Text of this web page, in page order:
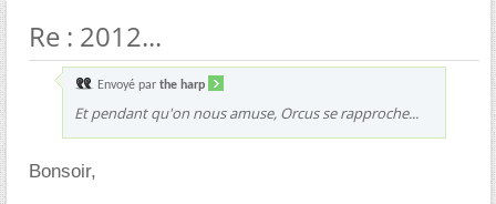
Re : 2012...
Envoyé par the harp
Et pendant qu'on nous amuse, Orcus se rapproche...
Bonsoir,